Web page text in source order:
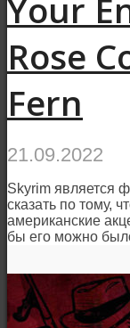
Your
Rose
Fern
21.09.2022
Skyrim является
сказать по тому,
американские
бы его можно